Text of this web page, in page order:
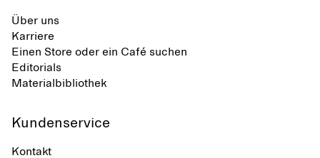
Über uns
Karriere
Einen Store oder ein Café suchen
Editorials
Materialbibliothek
Kundenservice
Kontakt